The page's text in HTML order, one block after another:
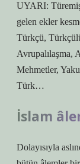
UYARI:
gelen ekler
Türkçü,
Avrupalılaşma,
Mehmetler,
Türk…
İslam
Dolayısıyla